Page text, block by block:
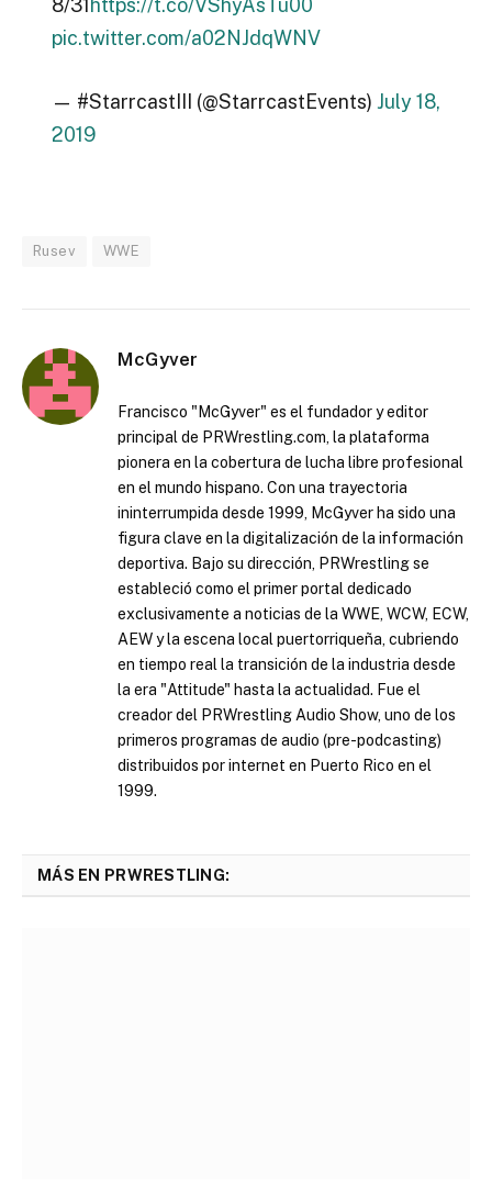
8/31 https://t.co/VShyAsTu00
pic.twitter.com/a02NJdqWNV
— #StarrcastIII (@StarrcastEvents) July 18,
2019
Rusev WWE
McGyver
Francisco "McGyver" es el fundador y editor
principal de PRWrestling.com, la plataforma
pionera en la cobertura de lucha libre profesional
en el mundo hispano. Con una trayectoria
ininterrumpida desde 1999, McGyver ha sido una
figura clave en la digitalización de la información
deportiva. Bajo su dirección, PRWrestling se
estableció como el primer portal dedicado
exclusivamente a noticias de la WWE, WCW, ECW,
AEW y la escena local puertorriqueña, cubriendo
en tiempo real la transición de la industria desde
la era "Attitude" hasta la actualidad. Fue el
creador del PRWrestling Audio Show, uno de los
primeros programas de audio (pre-podcasting)
distribuidos por internet en Puerto Rico en el
1999.
MÁS EN PRWRESTLING: